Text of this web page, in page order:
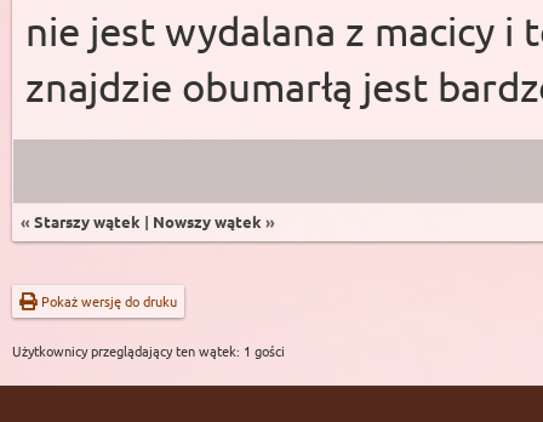
nie jest wydalana z macicy i
znajdzie obumarłą jest
« Starszy wątek | Nowszy wątek »
Pokaż wersję do druku
Użytkownicy przeglądający ten wątek: 1 gości